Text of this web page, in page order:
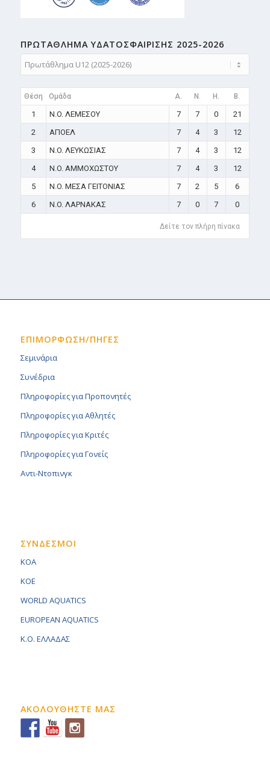
ΠΡΩΤΑΘΛΗMA ΥΔΑΤΟΣΦΑΙΡΙΣΗΣ 2025-2026
Θέση Ομάδα A. N. H. B.
1 N.O. ΛΕΜΕΣΟΥ 7 7 0
21
2
ΑΠΟΕΛ 7 4 3
12
3
N.O. ΛΕΥΚΩΣΙΑΣ 7 4 3
12
4
N.O. ΑΜΜΟΧΩΣΤΟΥ 7 4 3
12
5
N.O. ΜΕΣΑ ΓΕΙΤΟΝΙΑΣ 7 2 5
6
6
N.O. ΛΑΡΝΑΚΑΣ 7 0 7 0
Δείτε τον πλήρη πίνακα
ΕΠΙΜΟΡΦΩΣΗ/ΠΗΓΕΣ
Σεμινάρια
Συνέδρια
Πληροφορίες για Προπονητές
Πληροφορίες για Αθλητές
Πληροφορίες για Κριτές
Πληροφορίες για Γονείς
Αντι-Ντοπινγκ
ΣΥΝΔΕΣΜΟΙ
KOA
KOE
WORLD AQUATICS
EUROPEAN AQUATICS
K.O. ΕΛΛΑΔΑΣ
ΑΚΟΛΟΥΘΗΣΤΕ ΜΑΣ